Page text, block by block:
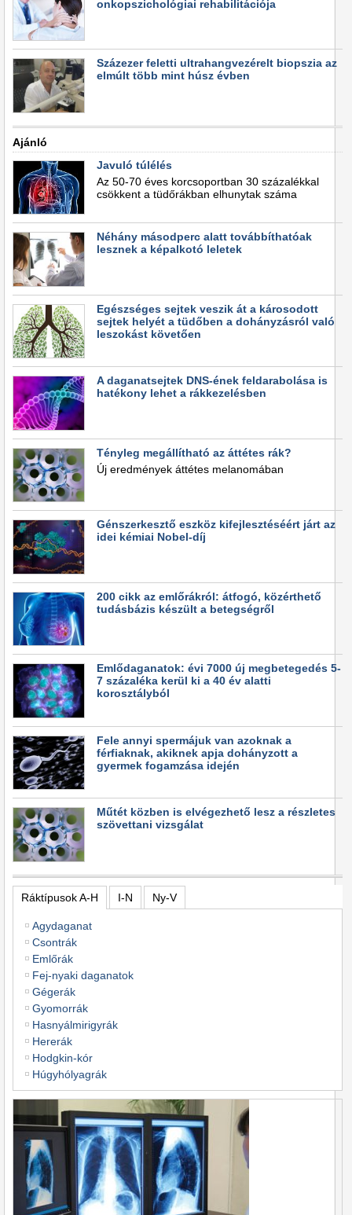
onkopszichológiai rehabilitációja
Százezer feletti ultrahangvezérelt biopszia az
elmúlt több mint húsz évben
Ajánló
Javuló túlélés
Az 50-70 éves korcsoportban 30 százalékkal
csökkent a tüdőrákban elhunytak száma
Néhány másodperc alatt továbbíthatóak
lesznek a képalkotó leletek
Egészséges sejtek veszik át a károsodott
sejtek helyét a tüdőben a dohányzásról való
leszokást követően
A daganatsejtek DNS-ének feldarabolása is
hatékony lehet a rákkezelésben
Tényleg megállítható az áttétes rák?
Új eredmények áttétes melanomában
Génszerkesztő eszköz kifejlesztéséért járt az
idei kémiai Nobel-díj
200 cikk az emlőrákról: átfogó, közérthető
tudásbázis készült a betegségről
Emlődaganatok: évi 7000 új megbetegedés 5-
7 százaléka kerül ki a 40 év alatti
korosztályból
Fele annyi spermájuk van azoknak a
férfiaknak, akiknek apja dohányzott a
gyermek fogamzása idején
Műtét közben is elvégezhető lesz a részletes
szövettani vizsgálat
Ráktípusok A-H I-N Ny-V
Agydaganat
Csontrák
Emlőrák
Fej-nyaki daganatok
Gégerák
Gyomorrák
Hasnyálmirigyrák
Hererák
Hodgkin-kór
Húgyhólyagrák